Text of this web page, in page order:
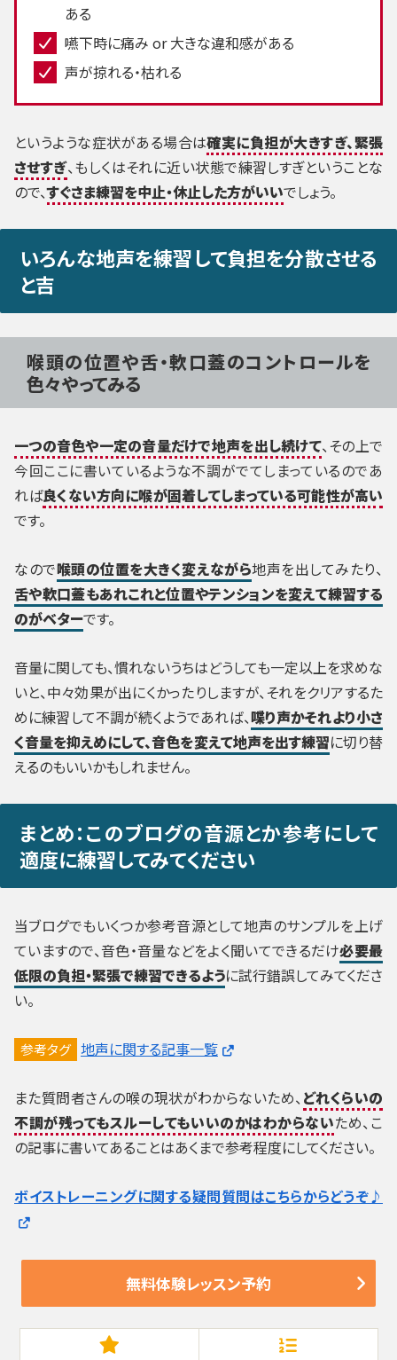
ある
嚥下時に痛み or 大きな違和感がある
声が掠れる・枯れる
というような症状がある場合は確実に負担が大きすぎ、緊張
させすぎ、もしくはそれに近い状態で練習しすぎということな
ので、すぐさま練習を中止・休止した方がいいでしょう。
いろんな地声を練習して負担を分散させる
と吉
喉頭の位置や舌・軟口蓋のコントロールを
色々やってみる
一つの音色や一定の音量だけで地声を出し続けて、その上で
今回ここに書いているような不調がでてしまっているのであ
れば良くない方向に喉が固着してしまっている可能性が高い
です。
なので喉頭の位置を大きく変えながら地声を出してみたり、
舌や軟口蓋もあれこれと位置やテンションを変えて練習する
のがベターです。
音量に関しても、慣れないうちはどうしても一定以上を求めな
いと、中々効果が出にくかったりしますが、それをクリアするた
めに練習して不調が続くようであれば、喋り声かそれより小さ
く音量を抑えめにして、音色を変えて地声を出す練習に切り替
えるのもいいかもしれません。
まとめ：このブログの音源とか参考にして
適度に練習してみてください
当ブログでもいくつか参考音源として地声のサンプルを上げ
ていますので、音色・音量などをよく聞いてできるだけ必要最
低限の負担・緊張で練習できるように試行錯誤してみてくださ
い。
参考タグ 地声に関する記事一覧
また質問者さんの喉の現状がわからないため、どれくらいの
不調が残ってもスルーしてもいいのかはわからないため、こ
の記事に書いてあることはあくまで参考程度にしてください。
ボイストレーニングに関する疑問質問はこちらからどうぞ♪
無料体験レッスン予約